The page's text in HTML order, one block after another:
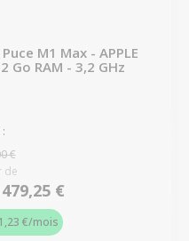
M1 Max - APPLE
Go RAM - 3,2 GHz
€
de
479,25 €
€/mois